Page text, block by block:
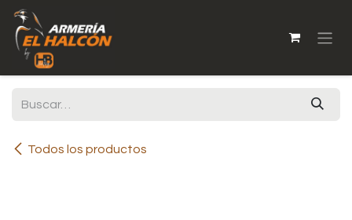
Ir al contenido
Todos los productos